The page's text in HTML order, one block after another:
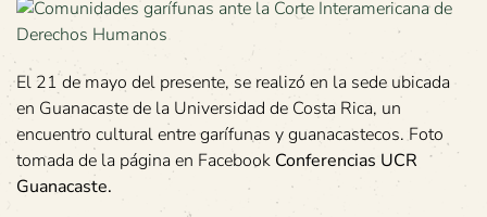
El 21 de mayo del presente, se realizó en la sede ubicada
en Guanacaste de la Universidad de Costa Rica, un
encuentro cultural entre garífunas y guanacastecos. Foto
tomada de la página en Facebook Conferencias UCR
Guanacaste.